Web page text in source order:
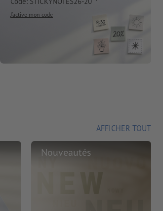
J’active mon code
AFFICHER TOUT
Nouveautés